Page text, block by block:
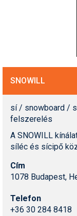
SNOWILL
sí / snowboard /
felszerelés
A SNOWILL
síléc és sícipő
Cím
1078 Budapest,
Telefon
+36 30 284 8418